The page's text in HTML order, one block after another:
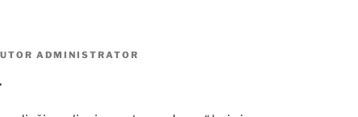
ADMINISTRATOR